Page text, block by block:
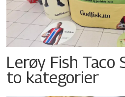
Lerøy Fish Taco
to kategorier